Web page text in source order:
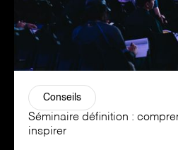
Conseils
Séminaire définition :
inspirer